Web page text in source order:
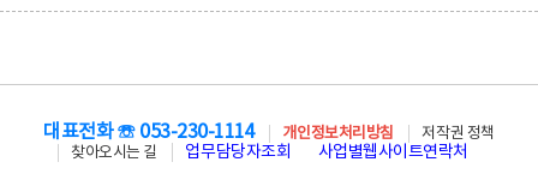
대표전화 ☏ 053-230-1114 개인정보처리방침
저작권 정책
찾아오시는 길
업무담당자조회 사업별웹사이트연락처